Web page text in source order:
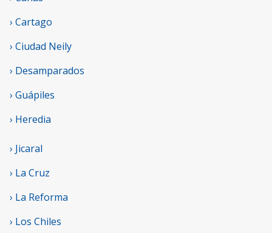
› Cartago
› Ciudad Neily
› Desamparados
› Guápiles
› Heredia
› Jicaral
› La Cruz
› La Reforma
› Los Chiles